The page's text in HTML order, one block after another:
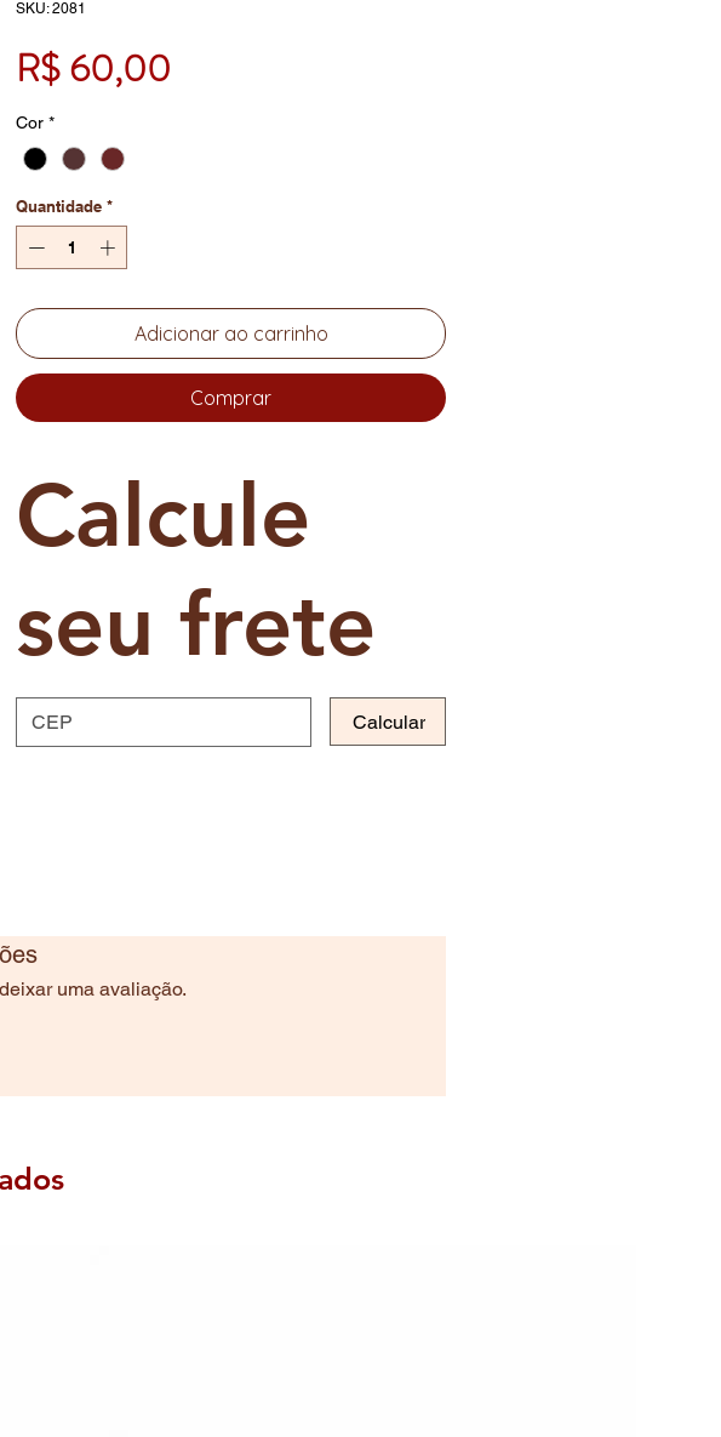
SKU: 2081
R$ 60,00
Cor *
Quantidade *
Adicionar ao carrinho
Comprar
Calcule
seu frete
Calcular
uma avaliação.